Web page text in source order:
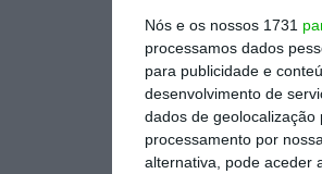
Nós e os nossos 1731
processamos dados
para publicidade e
desenvolvimento de
dados de
processamento por
alternativa, pode aceder